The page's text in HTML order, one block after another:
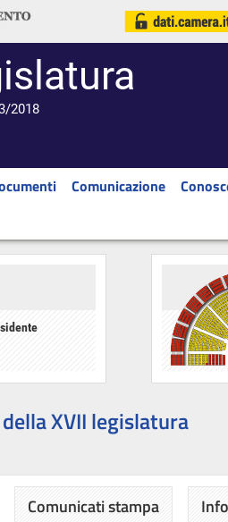
2018
Comunicazione
XVII legislatura
Comunicati stampa